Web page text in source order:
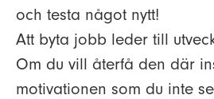
och testa något nytt!
Att byta jobb leder till
Om du vill återfå den där
motivationen som du inte